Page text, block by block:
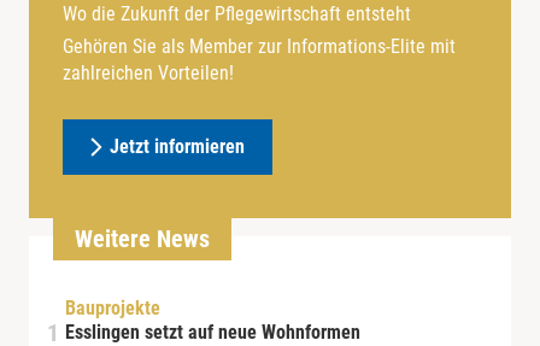
Wo die Zukunft der Pflegewirtschaft entsteht
Gehören Sie als Member zur Informations-Elite mit
zahlreichen Vorteilen!
Jetzt informieren
Weitere News
Bauprojekte
Esslingen setzt auf neue Wohnformen